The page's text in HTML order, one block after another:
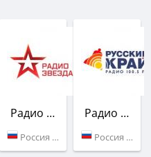
Радио Звезда
Россия (99.5 FM)
Радио Русский Край
Россия (100.5 FM)